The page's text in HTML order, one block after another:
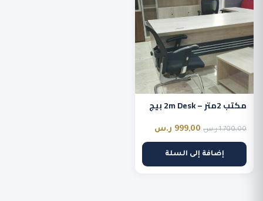
مكتب 2متر – 2m Desk بيج
1.700,00 ر.س السعر
الأصلي
هو:
999,00 ر.س
الحالي
هو:
إضافة إلى السلة